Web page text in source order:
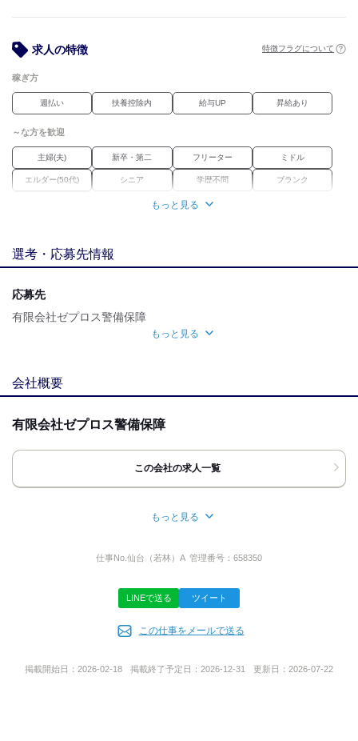
交通費上乗せします！
■お友達紹介手当：30,000円
求人の特徴 特徴フラグについて
稼ぎ方
週払い 扶養控除内 給与UP 昇給あり
～な方を歓迎
主婦(夫) 新卒・第二 フリーター ミドル
エルダー(50代) シニア 学歴不問 ブランク
車通勤OK バイク通勤OK
交通費有 社保あり
応募時のメリット
履歴書不要 友達応募
もっと見る
選考・応募先情報
応募先
有限会社ゼプロス警備保障
[最寄駅]
宮城県 仙台市若林区⁄六丁の目駅 (徒歩 5分)
[住所]
エクセレント庄清203
地図・アクセス詳細を見る
もっと見る
会社概要
有限会社ゼプロス警備保障
この会社の求人一覧
宮城県石巻市村金堂一１２
交通誘導警備業務（交通誘導警備、雑踏警備）
もっと見る
仕事No. 仙台（若林）A 管理番号： 658350
LINEで送る ツイート
この仕事をメールで送る
掲載開始日： 2026-02-18 掲載終了予定日： 2026-12-31 更新日： 2026-07-22